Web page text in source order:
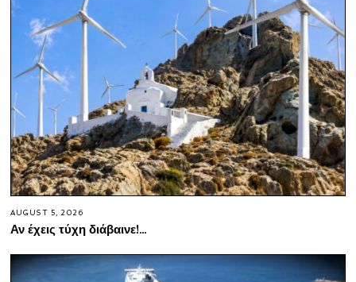
AUGUST 5, 2026
Αν έχεις τύχη διάβαινε!…